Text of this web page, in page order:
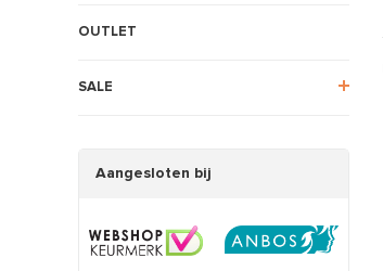
OUTLET
SALE
Aangesloten bij